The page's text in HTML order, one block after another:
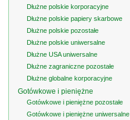
Dłużne polskie korporacyjne
Dłużne polskie papiery skarbowe
Dłużne polskie pozostałe
Dłużne polskie uniwersalne
Dłużne USA uniwersalne
Dłużne zagraniczne pozostałe
Dłużne globalne korporacyjne
Gotówkowe i pieniężne
Gotówkowe i pieniężne pozostałe
Gotówkowe i pieniężne uniwersalne